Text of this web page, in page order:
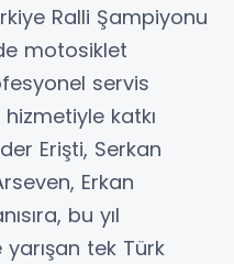
Ralli Şampiyonu
motosiklet
servis
hizmetiyle katkı
Erişti, Serkan
Erkan
bu yıl
tek Türk